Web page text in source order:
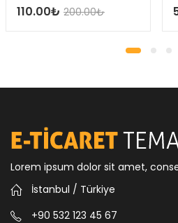
110.00₺ 200.00₺
Lorem ipsum dolor sit amet,
İstanbul / Türkiye
+90 532 123 45 67